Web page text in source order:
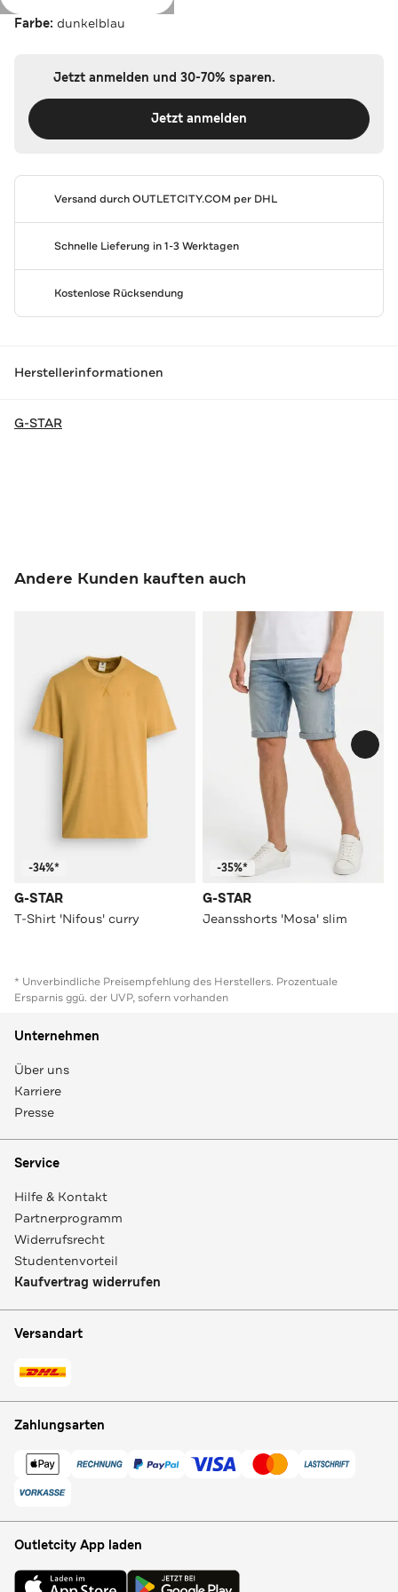
Farbe: dunkelblau
Jetzt anmelden und 30-70% sparen.
Jetzt anmelden
Versand durchOUTLETCITY.COM per DHL
Schnelle Lieferung in 1-3 Werktagen
Kostenlose Rücksendung
Herstellerinformationen
G-STAR
Andere Kunden kauften auch
-34%*
G-STAR
T-Shirt 'Nifous' curry
-35%*
G-STAR
Jeansshorts 'Mosa' slim
* Unverbindliche Preisempfehlung des Herstellers. Prozentuale
Ersparnis ggü. der UVP, sofern vorhanden
Unternehmen
Über uns
Karriere
Presse
Service
Hilfe & Kontakt
Partnerprogramm
Widerrufsrecht
Studentenvorteil
Kaufvertrag widerrufen
Versandart
Zahlungsarten
Outletcity App laden